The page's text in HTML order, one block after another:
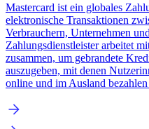
Mastercard ist ein globales
elektronische Transaktionen
Verbrauchern, Unternehmen
Zahlungsdienstleister arbeitet
zusammen, um gebrandete
auszugeben, mit denen
online und im Ausland